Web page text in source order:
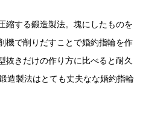
縮する鍛造製法。塊にしたものを
機で削りだすことで婚約指輪を作
抜きだけの作り方に比べると耐久
造製法はとても丈夫なな婚約指輪